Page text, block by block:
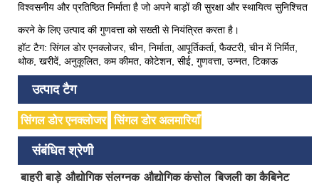
विश्वसनीय और प्रतिष्ठित निर्माता है जो अपने बाड़ों की सुरक्षा और स्थायित्व सुनिश्चित
करने के लिए उत्पाद की गुणवत्ता को सख्ती से नियंत्रित करता है।
हॉट टैग: सिंगल डोर एनक्लोजर, चीन, निर्माता, आपूर्तिकर्ता, फैक्टरी, चीन में निर्मित,
थोक, खरीदें, अनुकूलित, कम कीमत, कोटेशन, सीई, गुणवत्ता, उन्नत, टिकाऊ
उत्पाद टैग
सिंगल डोर एनक्लोजर सिंगल डोर अलमारियाँ
संबंधित श्रेणी
बाहरी बाड़े औद्योगिक संलग्नक औद्योगिक कंसोल बिजली का कैबिनेट